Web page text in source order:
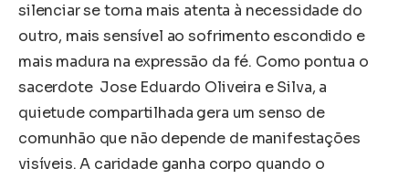
silenciar se torna mais atenta à necessidade do
outro, mais sensível ao sofrimento escondido e
mais madura na expressão da fé. Como pontua o
sacerdote Jose Eduardo Oliveira e Silva, a
quietude compartilhada gera um senso de
comunhão que não depende de manifestações
visíveis. A caridade ganha corpo quando o